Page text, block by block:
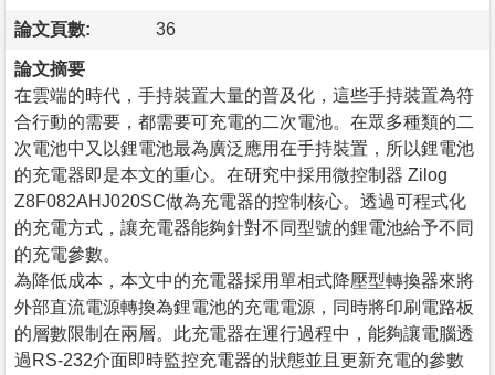
論文頁數: 36
論文摘要
在雲端的時代，手持裝置大量的普及化，這些手持裝置為符
合行動的需要，都需要可充電的二次電池。在眾多種類的二
次電池中又以鋰電池最為廣泛應用在手持裝置，所以鋰電池
的充電器即是本文的重心。在研究中採用微控制器 Zilog
Z8F082AHJ020SC做為充電器的控制核心。透過可程式化
的充電方式，讓充電器能夠針對不同型號的鋰電池給予不同
的充電參數。
為降低成本，本文中的充電器採用單相式降壓型轉換器來將
外部直流電源轉換為鋰電池的充電電源，同時將印刷電路板
的層數限制在兩層。此充電器在運行過程中，能夠讓電腦透
過RS-232介面即時監控充電器的狀態並且更新充電的參數